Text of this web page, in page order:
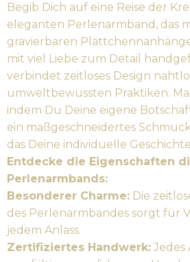
Begib Dich auf eine Reise der
eleganten Perlenarmband, das
gravierbaren
mit viel Liebe zum Detail
verbindet zeitloses Design
umweltbewussten Praktiken.
indem Du Deine eigene
ein maßgeschneidertes
das Deine individuelle
Entdecke die Eigenschaften
Perlenarmbands:
Besonderer Charme: Die
des Perlenarmbandes sorgt für
jedem Anlass.
Zertifiziertes Handwerk: Jedes